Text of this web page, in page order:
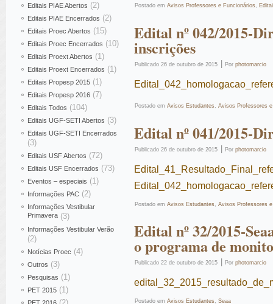
Editais PIAE Abertos (2)
Editais PIAE Encerrados (2)
Editais Proec Abertos (15)
Editais Proec Encerrados (10)
Editais Proext Abertos (1)
Editais Proext Encerrados (1)
Editais Propesp 2015 (1)
Editais Propesp 2016 (7)
Editais Todos (104)
Editais UGF-SETI Abertos (3)
Editais UGF-SETI Encerrados
(3)
Editais USF Abertos (72)
Editais USF Encerrados (73)
Eventos – especiais (1)
Informações PAC (2)
Informações Vestibular
Primavera (3)
Informações Vestibular Verão
(2)
Notícias Proec (4)
Outros (3)
Pesquisas (1)
PET 2015 (1)
Postado em Avisos Professores e Funcionários ,
Edital nº 042/2015-
inscrições
Publicado 26 de outubro de 2015 Por photomarcio
Postado em Avisos Estudantes , Avisos Professores
Edital nº 041/2015-
Publicado 26 de outubro de 2015 Por photomarcio
Postado em Avisos Estudantes , Avisos Professores
Edital nº 32/2015-
o programa de
Publicado 22 de outubro de 2015 Por photomarcio
Postado em Avisos Estudantes , Seaa